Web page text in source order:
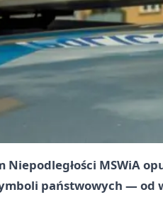
Niepodległości MSWiA
państwowych — od